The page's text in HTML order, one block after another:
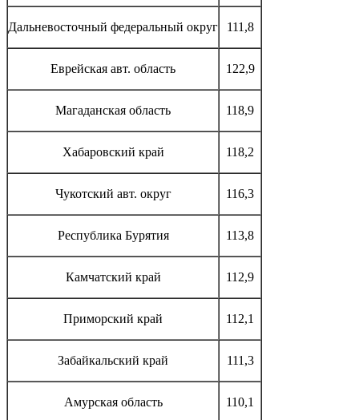
Дальневосточный федеральный округ 111,8
Еврейская авт. область 122,9
Магаданская область 118,9
Хабаровский край 118,2
Чукотский авт. округ 116,3
Республика Бурятия 113,8
Камчатский край 112,9
Приморский край 112,1
Забайкальский край 111,3
Амурская область 110,1